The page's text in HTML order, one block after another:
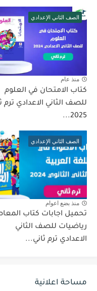
الصف الثاني الإعدادي
منذ عام
كتاب الامتحان في العلوم
للصف الثاني الاعدادي ترم
2025...
الصف الثاني الإعدادي
منذ بضع اعوام
تحميل اجابات كتاب
رياضيات للصف الثاني
الاعدادي ترم ثاني...
مساحة اعلانية